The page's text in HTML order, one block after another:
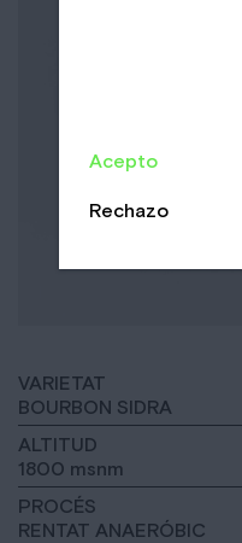
VARIETAT
BOURBON SIDRA
ALTITUD
1800 msnm
PROCÉS
RENTAT ANAERÓBIC
Acepto
Rechazo